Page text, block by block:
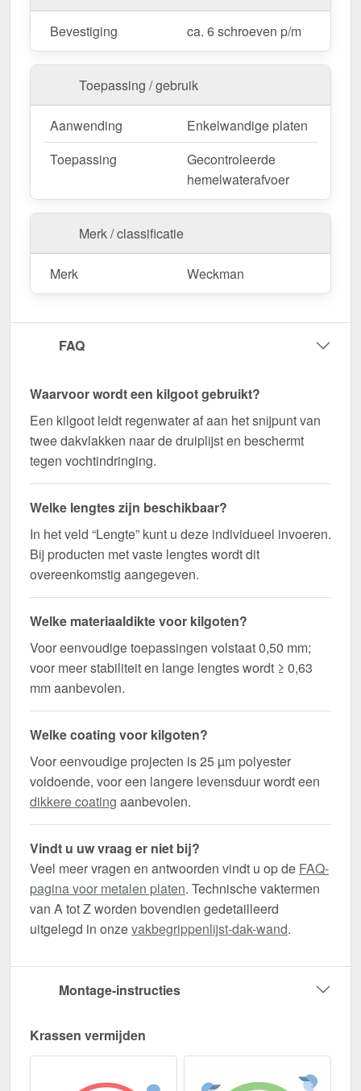
Op maat gemaakt & efficiënte montage
Uw kilgoten zijn verkrijgbaar invaste lengtesen
worden niet gezaagd. Delengte is 2,00 m
de afwerking optimaal kunt aanpassen aan uw
dakoppervlak.
Als er ter plaatse aanpassingen nodig zijn, kan de
metalen plaat gemakkelijk worden ingekort door
Bestel nu Kilgoot | 49 cm x 49 cm x 2,00 m
bestellen – Op maat gemaakt voor uw project &
Duurzaam, weerbestendig, op maat gemaakt - bestel
Bevestiging ca. 6 schroeven p/m
Toepassing / gebruik
Aanwending
Enkelwandige platen
Toepassing
Gecontroleerde
hemelwaterafvoer
Merk / classificatie
Merk Weckman
FAQ
Waarvoor wordt een kilgoot gebruikt?
Een kilgoot leidt regenwater af aan het snijpunt van
twee dakvlakken naar de druiplijst en beschermt
tegen vochtindringing.
Welke lengtes zijn beschikbaar?
In het veld “Lengte” kunt u deze individueel invoeren.
Bij producten met vaste lengtes wordt dit
overeenkomstig aangegeven.
Welke materiaaldikte voor kilgoten?
Voor eenvoudige toepassingen volstaat 0,50 mm;
voor meer stabiliteit en lange lengtes wordt ≥ 0,63
mm aanbevolen.
Welke coating voor kilgoten?
Voor eenvoudige projecten is 25 µm polyester
voldoende, voor een langere levensduur wordt een
dikkere coating aanbevolen.
Vindt u uw vraag er niet bij?
Veel meer vragen en antwoorden vindt u op de FAQ-
pagina voor metalen platen. Technische vaktermen
van A tot Z worden bovendien gedetailleerd
uitgelegd in onzevakbegrippenlijst-dak-wand.
Montage-instructies
Krassen vermijden